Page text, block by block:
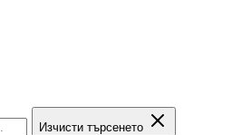
Изчисти търсенето